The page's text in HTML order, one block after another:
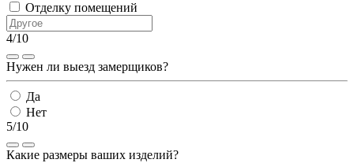
Отделку помещений
4/10
Нужен ли выезд замерщиков?
Да
Нет
5/10
Какие размеры ваших изделий?